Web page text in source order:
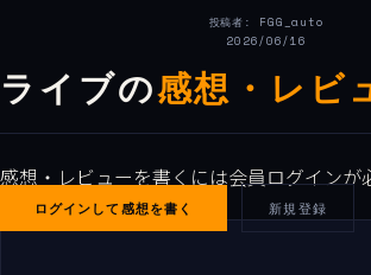
投稿者: FGG_auto
2026/06/16
ライブの感想・レビ
感想・レビューを書くには会員ログインが
ログインして感想を書く 新規登録